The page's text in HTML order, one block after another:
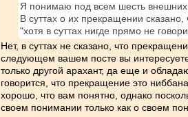
Я понимаю под всем шесть
В суттах о их прекращении
"хотя в суттах нигде прямо не
Нет, в суттах не сказано, что
следующем вашем посте вы
только другой арахант, да еще и
говорится, что прекращение это
хорошо, что вам понятно, однако
своем понимании только как о своем